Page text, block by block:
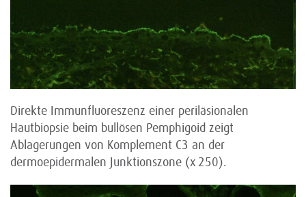
Direkte Immunfluoreszenz einer periläsionalen
Hautbiopsie beim bullösen Pemphigoid zeigt
Ablagerungen von Komplement C3 an der
dermoepidermalen Junktionszone (x 250).